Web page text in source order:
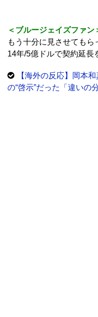
＜ブルージェイズファン
もう十分に見させてもら
14年/5億ドルで契約延長
【海外の反応】岡本
の“啓示”だった「違いの